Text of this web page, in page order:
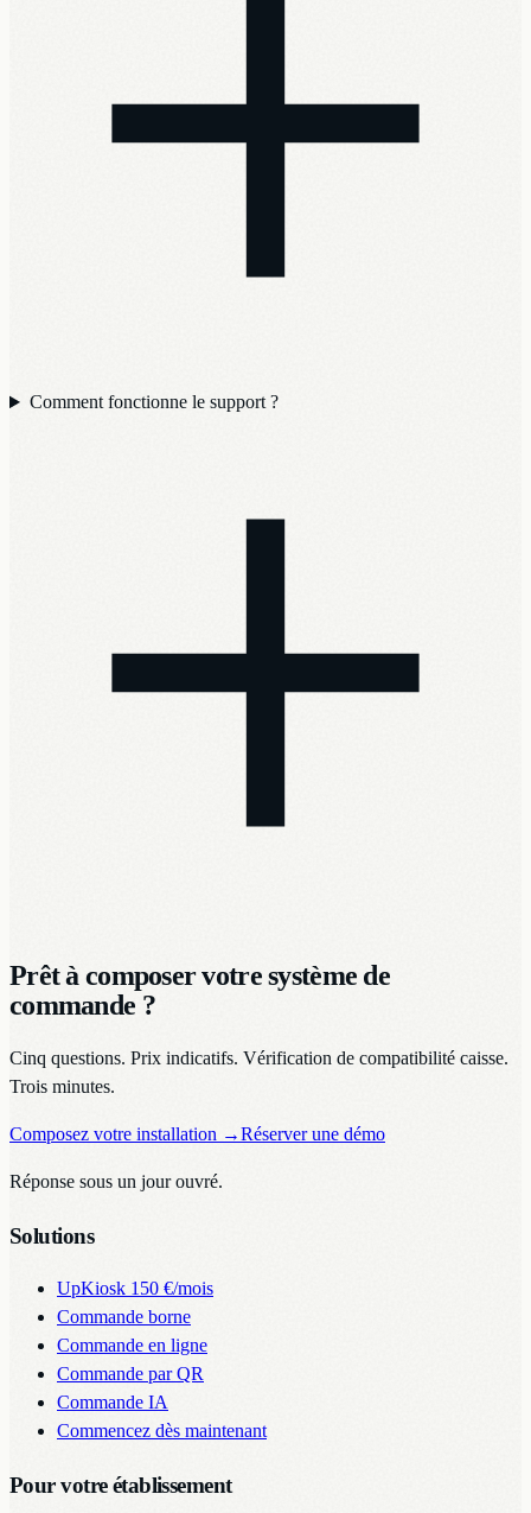
Comment fonctionne le support ?
Prêt à composer votre système de
commande ?
Cinq questions. Prix indicatifs. Vérification de compatibilité caisse.
Trois minutes.
Composez votre installation →Réserver une démo
Réponse sous un jour ouvré.
Solutions
UpKiosk 150 €/mois
Commande borne
Commande en ligne
Commande par QR
Commande IA
Commencez dès maintenant
Pour votre établissement